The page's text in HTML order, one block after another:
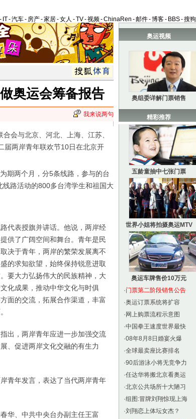
- IT-汽车- 房产-家居-女人 -TV-视频-ChinaRen -邮件-博客- BBS-搜狗
奥运会筹备报告
我来说两句
会与北京、河北、上海、江苏、
届两岸青年联欢节10日在北京开
期两个月，分5条线路，参与的台
路活动的800多台湾学生和祖国大
代表授旗并讲话。他说，两岸经
供了广阔空间和舞台。青年是民
决于青年，两岸的繁荣发展离不
的求知欲望，始终保持锐意进取
要大力弘扬伟大的民族精神，大
化成果，推动中华文化与时俱
面的交流，拓展合作渠道，丰富
出，两岸青年应进一步加强交流
、促进两岸文化交融的有生力
青年发言，表达了当代两岸青年
华、中共中央台办副主任王富
奥运视频
奥组委详解门票销售
精彩推荐
五龄童抽中七张门票
世界小姐将拍摄奥运MTV
奥运车牌售价10万元
·门票第二阶段销售公告
·奥运订票系统将扩容
· 网上购票流程示意图
·中国拳王速度世界最快
·08年8月8日婚宴火爆
·全球最卖座比赛排名
·90后游泳小将无竞争力
·任达华将搬北京看奥运
·北京公共场所十大陋习
·组图:冒牌刘翔惊现上海
·刘翔恋上体坛女杰？